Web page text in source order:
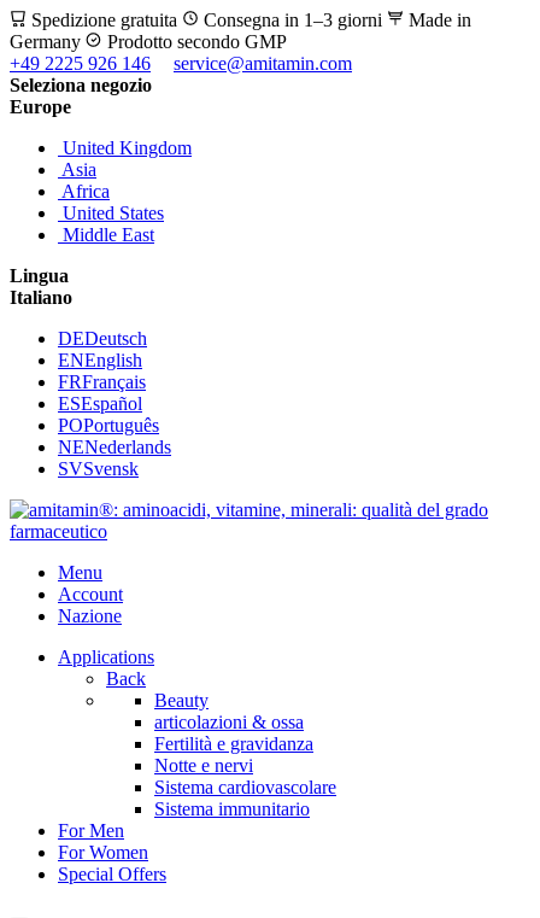
Spedizione gratuita Consegna in 1–3 giorni
Made in
Germany
Prodotto secondo GMP
+49 2225 926 146
service@amitamin.com
Seleziona negozio
Europe
United Kingdom
Asia
Africa
United States
Middle East
Lingua
Italiano
DEDeutsch
ENEnglish
FRFrançais
ESEspañol
POPortuguês
NENederlands
SVSvensk
Menu
Account
Nazione
Applications
Back
Beauty
articolazioni & ossa
Fertilità e gravidanza
Notte e nervi
Sistema cardiovascolare
Sistema immunitario
For Men
For Women
Special Offers